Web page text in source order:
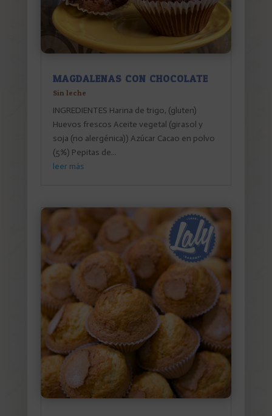
MAGDALENAS CON CHOCOLATE
Sin leche
INGREDIENTES Harina de trigo, (gluten)
Huevos frescos Aceite vegetal (girasol y
soja (no alergénica)) Azúcar Cacao en polvo
(5%) Pepitas de...
leer más